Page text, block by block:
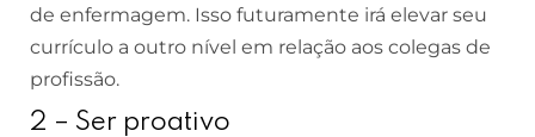
de enfermagem. Isso futuramente irá elevar seu
currículo a outro nível em relação aos colegas de
profissão.
2 – Ser proativo